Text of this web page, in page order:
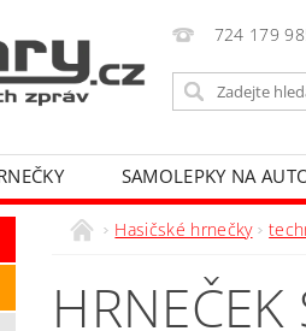
724 179
SAMOLEPKY NA
Hasičské hrnečky